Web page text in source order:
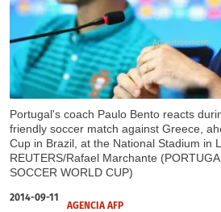
Portugal's coach Paulo Bento reacts
friendly soccer match against Greece,
Cup in Brazil, at the National Stadium in
REUTERS/Rafael Marchante
SOCCER WORLD CUP)
2014-09-11
AGENCIA AFP